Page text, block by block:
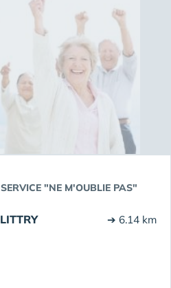
"NE M'OUBLIE PAS"
➔ 6.14 km